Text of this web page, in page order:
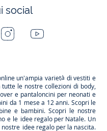
social
InstagramYoutube
un'ampia varietà di vestiti e
le nostre collezioni di body,
e pantaloncini per neonati e
da 1 mese a 12 anni. Scopri le
e bambini. Scopri le nostre
e le idee regalo per Natale. Un
idee regalo per la nascita.